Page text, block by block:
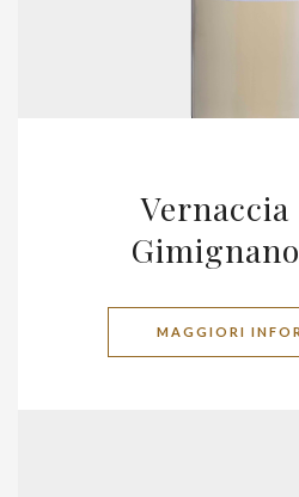
Vernaccia
MAGGIORI